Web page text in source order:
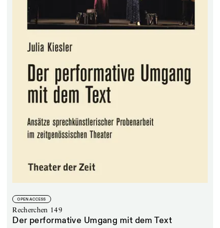
OPEN ACCESS
Recherchen 149
Der performative Umgang mit dem Text